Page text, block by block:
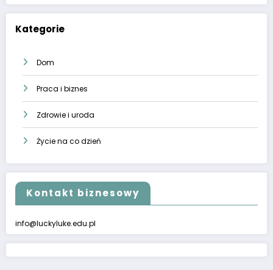
Kategorie
Dom
Praca i biznes
Zdrowie i uroda
Życie na co dzień
Kontakt biznesowy
info@luckyluke.edu.pl